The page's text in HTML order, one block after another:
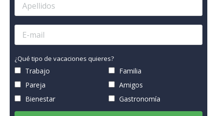
¿Qué tipo de vacaciones quieres?
Trabajo
Familia
Pareja
Amigos
Bienestar
Gastronomía